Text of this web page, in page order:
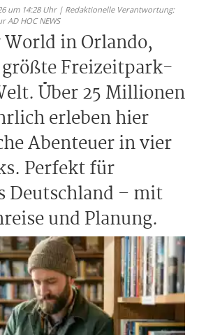
um 14:28 Uhr | Redaktionelle Verantwortung:
AD HOC NEWS
in Orlando,
größte Freizeitpark-
Über 25 Millionen
erleben hier
Abenteuer in vier
Perfekt für
Deutschland – mit
und Planung.